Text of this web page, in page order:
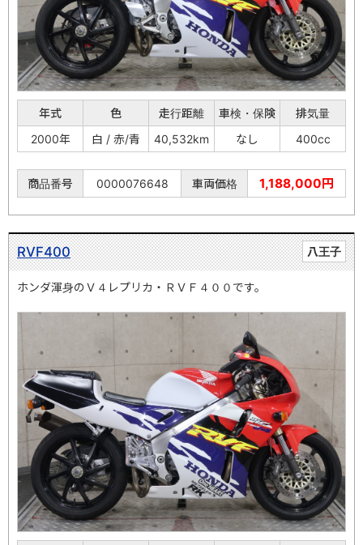
年式 色 走行距離 車検・保険
排気量
2000年
白 / 赤/青 40,532km なし 400cc
商品番号 0000076648 車両価格 1,188,000円
八王子
RVF400
ホンダ渾身のＶ４レプリカ・ＲＶＦ４００です。